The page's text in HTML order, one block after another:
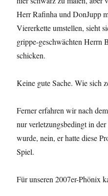
Herr Rafinha und DonJupp
Viererkette umstellen, sieht
grippe-geschwächten Herrn
schicken.
Keine gute Sache. Wie sich
Ferner erfahren wir nach
nur verletzungsbedingt in
wurde, nein, er hatte diese
Spiel.
Für unseren 2007er-Phönix